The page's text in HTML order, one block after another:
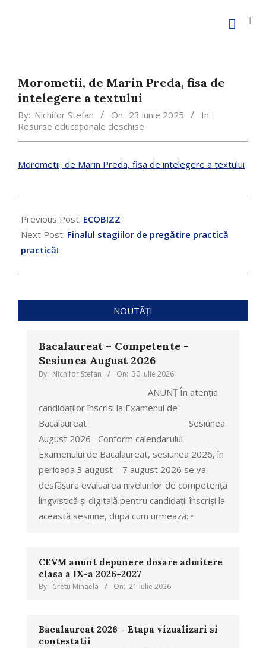
Morometii, de Marin Preda, fisa de
intelegere a textului
By: Nichifor Stefan On: 23 iunie 2025
In:
Resurse educaționale deschise
Morometii, de Marin Preda, fisa de intelegere a textului
Previous Post: ECOBIZZ
Next Post: Finalul stagiilor de pregătire practică
practică!
NOUTĂȚI
Bacalaureat – Competente -
Sesiunea August 2026
By: Nichifor Stefan On: 30 iulie 2026
ANUNȚ În atenția
candidaților înscriși la Examenul de
Bacalaureat Sesiunea
August 2026 Conform calendarului
Examenului de Bacalaureat, sesiunea 2026, în
perioada 3 august – 7 august 2026 se va
desfășura evaluarea nivelurilor de competență
lingvistică și digitală pentru candidații înscriși la
această sesiune, după cum urmează: •
CEVM anunt depunere dosare admitere
clasa a IX-a 2026-2027
By: Cretu Mihaela On: 21 iulie 2026
Bacalaureat 2026 – Etapa vizualizari si
contestatii